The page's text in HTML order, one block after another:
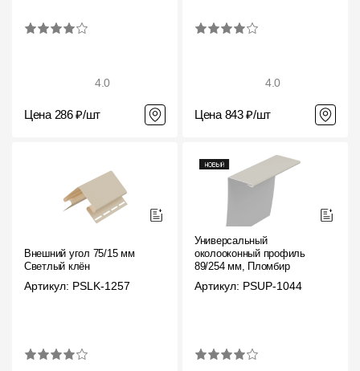
4.0
Цена 286 ₽/шт
4.0
Цена 843 ₽/шт
Внешний угол 75/15 мм
Светлый клён
Артикул: PSLK-1257
Универсальный
околооконный профиль
89/254 мм, Пломбир
Артикул: PSUP-1044